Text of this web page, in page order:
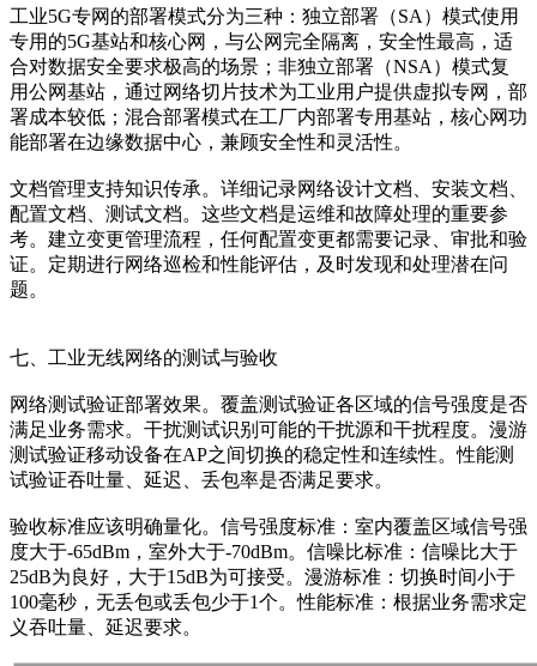
工业5G专网的部署模式分为三种：独立部署（SA）模式使用
专用的5G基站和核心网，与公网完全隔离，安全性最高，适
合对数据安全要求极高的场景；非独立部署（NSA）模式复
用公网基站，通过网络切片技术为工业用户提供虚拟专网，部
署成本较低；混合部署模式在工厂内部署专用基站，核心网功
能部署在边缘数据中心，兼顾安全性和灵活性。
文档管理支持知识传承。详细记录网络设计文档、安装文档、
配置文档、测试文档。这些文档是运维和故障处理的重要参
考。建立变更管理流程，任何配置变更都需要记录、审批和验
证。定期进行网络巡检和性能评估，及时发现和处理潜在问
题。
七、工业无线网络的测试与验收
网络测试验证部署效果。覆盖测试验证各区域的信号强度是否
满足业务需求。干扰测试识别可能的干扰源和干扰程度。漫游
测试验证移动设备在AP之间切换的稳定性和连续性。性能测
试验证吞吐量、延迟、丢包率是否满足要求。
验收标准应该明确量化。信号强度标准：室内覆盖区域信号强
度大于-65dBm，室外大于-70dBm。信噪比标准：信噪比大于
25dB为良好，大于15dB为可接受。漫游标准：切换时间小于
100毫秒，无丢包或丢包少于1个。性能标准：根据业务需求定
义吞吐量、延迟要求。